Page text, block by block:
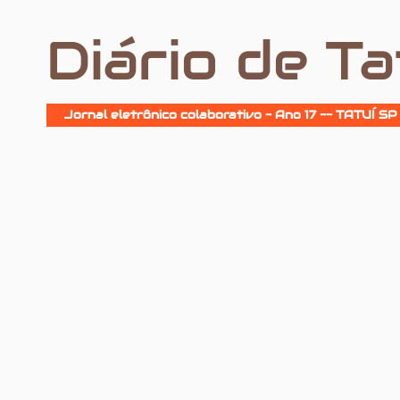
Diário de
Jornal eletrônico colaborativo - Ano 17 -- TATUÍ SP